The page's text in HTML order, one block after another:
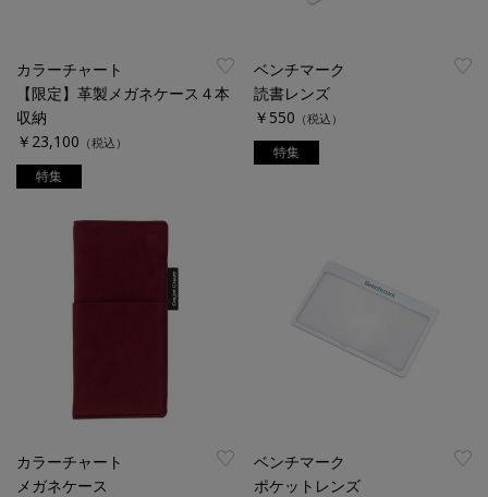
カラーチャート
【限定】革製メガネケース４本
収納
￥23,100 （税込）
特集
ベンチマーク
読書レンズ
￥550 （税込）
特集
カラーチャート
メガネケース
ベンチマーク
ポケットレンズ